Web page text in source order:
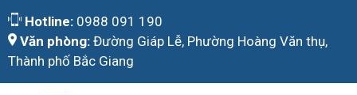
content
Hotline: 0988 091 190
Văn phòng: Đường Giáp Lễ, Phường Hoàng Văn thụ,
Thành phố Bắc Giang